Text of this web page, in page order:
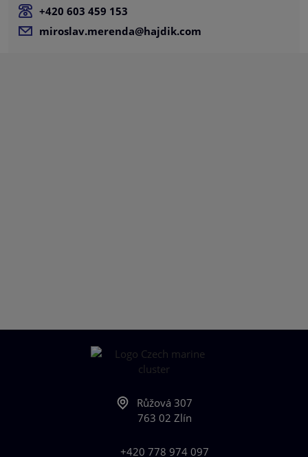
+420 603 459 153
miroslav.merenda@hajdik.com
Růžová 307
763 02 Zlín
+420 778 974 097